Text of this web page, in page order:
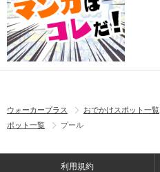
ウォーカープラス おでかけスポット一覧
ポット一覧
プール
利用規約